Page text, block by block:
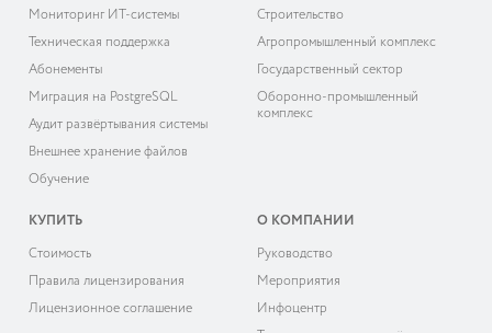
Мониторинг ИТ-системы
Техническая поддержка
Абонементы
Миграция на PostgreSQL
Аудит развёртывания системы
Внешнее хранение файлов
Обучение
Строительство
Агропромышленный комплекс
Государственный сектор
Оборонно-промышленный
комплекс
КУПИТЬ
Cтоимость
Правила лицензирования
Лицензионное соглашение
О КОМПАНИИ
Руководство
Мероприятия
Инфоцентр